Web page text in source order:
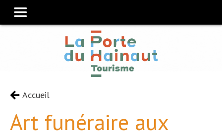
Accueil
Art funéraire aux